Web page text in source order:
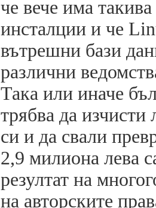
че вече има такива
инсталции и че
вътрешни бази
различни
Така или иначе
трябва да изчисти
си и да свали
2,9 милиона лева
резултат на
на авторските